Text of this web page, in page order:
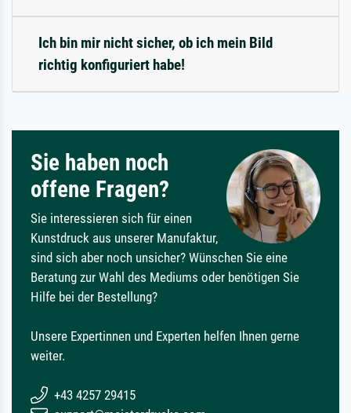
Ich bin mir nicht sicher, ob ich mein Bild
richtig konfiguriert habe!
Sie haben noch
offene Fragen?
Sie interessieren sich für einen
Kunstdruck aus unserer Manufaktur,
sind sich aber noch unsicher? Wünschen Sie eine
Beratung zur Wahl des Mediums oder benötigen Sie
Hilfe bei der Bestellung?
Unsere Expertinnen und Experten helfen Ihnen gerne
weiter.
+43 4257 29415